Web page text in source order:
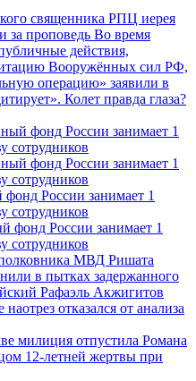
священника РПЦ иерея
за проповедь Во время
действия,
Вооружённых сил РФ,
операцию» заявили в
Колет правда глаза?
фонд России занимает 1
сотрудников
фонд России занимает 1
сотрудников
России занимает 1
сотрудников
фонд России занимает 1
сотрудников
МВД Ришата
в пытках задержанного
Рафаэль Акжигитов
отказался от анализа
милиция отпустила Романа
12-летней жертвы при